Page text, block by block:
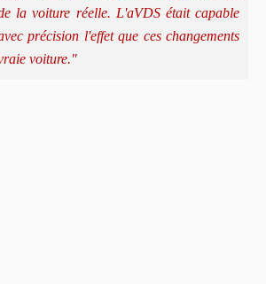
la voiture réelle. L'aVDS était capable
précision l'effet que ces changements
voiture."